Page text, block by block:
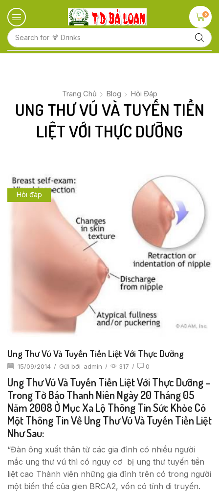
Search for 🍋 Fruits
0
Trang Chủ Blog Hỏi Đáp
UNG THƯ VÚ VÀ TUYẾN TIỀN
LIỆT VỚI THỰC DƯỠNG
Hỏi đáp
Ung Thư Vú Và Tuyến Tiền Liệt Với Thực Dưỡng
15/09/2014 / Gửi bởi admin / 317 / 0
Ung Thư Vú Và Tuyến Tiền Liệt Với Thực Dưỡng –
Trong Tờ Báo Thanh Niên Ngày 20 Tháng 05
Năm 2008 Ở Mục Xa Lộ Thông Tin Sức Khỏe Có
Một Thông Tin Về Ung Thư Vú Và Tuyến Tiền Liệt
Như Sau:
“Đàn ông xuất thân từ các gia đình có nhiều người
mắc ung thư vú thì có nguy cơ bị ung thư tuyến tiền
liệt cao Thành viên những gia đình trên có trong người
một biến thể của gien BRCA2, vốn có tính di truyền.